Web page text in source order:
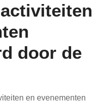
door de
en evenementen